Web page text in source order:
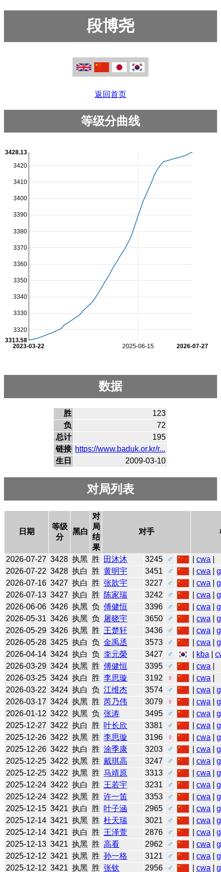
段博尧
返回首页
等级分曲线
2025-06-15
2023-03-22 2026-07-27
3320
3330
3340
3350
3360
3370
3380
3390
3400
3410
3420
3313.58
3428.13
数据
胜
123
负
72
总计
195
链接 https://www.baduk.or.kr/r...
生日
2009-03-10
对局列表
日期
等级
分
黑白
对
局
结
果
对手
2026-07-27 3428 执黑 胜 田沐沐 3245 ♂ |cwa
2026-07-22 3428 执白 胜 黄明宇 3451 ♂ |cwa |
2026-07-16 3427 执白 胜 张歆宇 3227 ♂ |cwa |
2026-07-13 3427 执白 胜 陈家瑞 3242 ♂ |cwa |
2026-06-06 3426 执黑 负 傅健恒 3396 ♂ |cwa |
2026-05-31 3426 执黑 负 屠晓宇 3650 ♂ |cwa |
2026-05-29 3426 执黑 胜 王楚轩 3436 ♂ |cwa |
2026-05-28 3425 执白 负 金禹丞 3573 ♂ |cwa |
2026-04-14 3424 执白 负 李元榮 3427 ♂ kba |
2026-03-29 3424 执黑 胜 傅健恒 3395 ♂ |cwa
2026-03-25 3424 执白 胜 李思璇 3192 ♀ |cwa
2026-03-22 3424 执白 负 江维杰 3574 ♂ |cwa |
2026-03-17 3424 执黑 胜 芮乃伟 3079 ♀ |cwa |
2026-01-12 3422 执黑 负 张涛 3495 ♂ |cwa |
2025-12-27 3422 执白 胜 叶长欣 3381 ♂ |cwa |
2025-12-26 3422 执黑 胜 李思璇 3196 ♀ |cwa |
2025-12-26 3422 执白 胜 涂季康 3203 ♂ |cwa |
2025-12-25 3422 执黑 胜 戴琪高 3247 ♂ |cwa |
2025-12-25 3422 执黑 胜 马靖原 3313 ♂ |cwa |
2025-12-24 3422 执白 胜 王若宇 3231 ♂ |cwa |
2025-12-24 3422 执黑 胜 许一笛 3353 ♂ |cwa |
2025-12-15 3421 执白 胜 叶子涵 2965 ♂ |cwa |
2025-12-14 3421 执黑 胜 杜天瑞 3021 ♂ |cwa |
2025-12-14 3421 执白 胜 王泽萱 2876 ♂ |cwa |
2025-12-13 3421 执黑 胜 高看 2962 ♂ |cwa |
2025-12-12 3421 执黑 胜 孙一格 3121 ♂ |cwa |
2025-12-12 3421 执黑 胜 张钦 2956 ♂ |cwa |